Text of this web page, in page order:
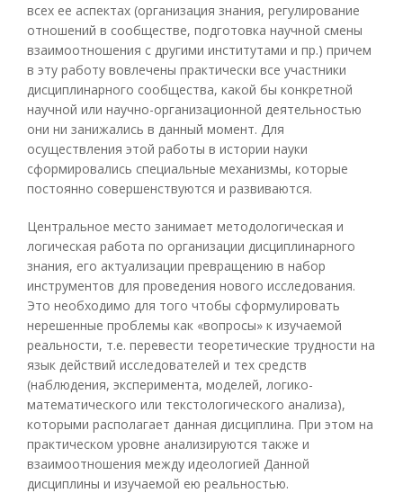
всех ее аспектах (организация знания, регулирование
отношений в сообществе, подготовка научной смены
взаимоотношения с другими институтами и пр.) причем
в эту работу вовлечены практически все участники
дисциплинарного сообщества, какой бы конкретной
научной или научно-организационной деятельностью
они ни занижались в данный момент. Для
осуществления этой работы в истории науки
сформировались специальные механизмы, которые
постоянно совершенствуются и развиваются.
Центральное место занимает методологическая и
логическая работа по организации дисциплинарного
знания, его актуализации превращению в набор
инструментов для проведения нового исследования.
Это необходимо для того чтобы сформулировать
нерешенные проблемы как «вопросы» к изучаемой
реальности, т.е. перевести теоретические трудности на
язык действий исследователей и тех средств
(наблюдения, эксперимента, моделей, логико-
математического или текстологического анализа),
которыми располагает данная дисциплина. При этом на
практическом уровне анализируются также и
взаимоотношения между идеологией Данной
дисциплины и изучаемой ею реальностью.